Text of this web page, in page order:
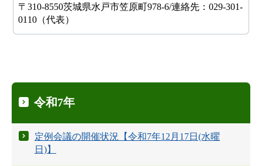
〒310-8550茨城県水戸市笠原町978-6/連絡先：029-301-
0110（代表）
令和7年
定例会議の開催状況【令和7年12月17日(水曜
日)】